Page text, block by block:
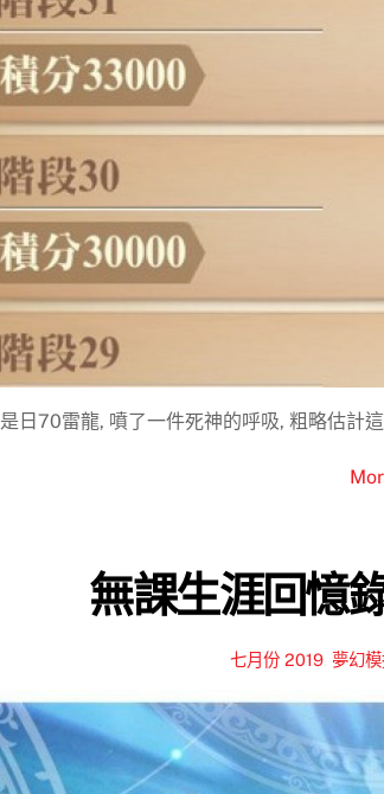
是日70雷龍, 噴了一件死神的呼吸, 粗略估計
無課生涯回憶
七月份 2019 ,夢幻